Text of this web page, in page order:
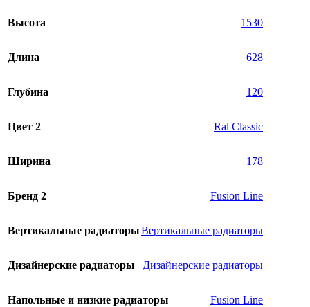
Высота 1530
Длина 628
Глубина 120
Цвет 2 Ral Classic
Ширина 178
Бренд 2 Fusion Line
Вертикальные радиаторыВертикальные радиаторы
Дизайнерские радиаторы Дизайнерские радиаторы
Напольные и низкие радиаторы
Fusion Line